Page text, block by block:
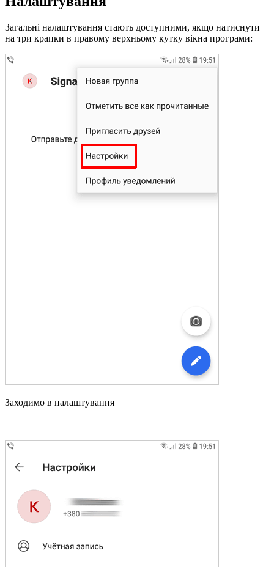
Загальні налаштування стають доступними, якщо натиснути
на три крапки в правому верхньому кутку вікна програми:
Заходимо в налаштування